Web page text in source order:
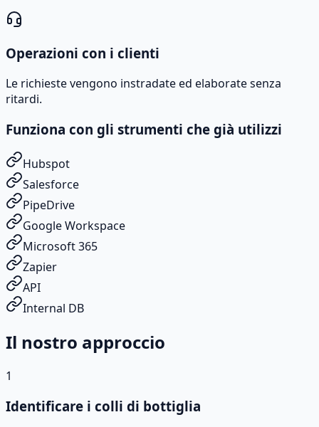
Operazioni con i clienti
Le richieste vengono instradate ed elaborate senza
ritardi.
Funziona con gli strumenti che già utilizzi
Hubspot
Salesforce
PipeDrive
Google Workspace
Microsoft 365
Zapier
API
Internal DB
Il nostro approccio
1
Identificare i colli di bottiglia